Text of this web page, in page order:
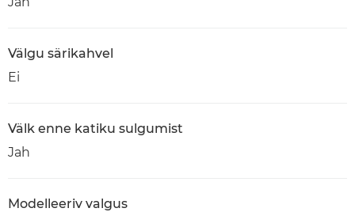
Välgu särikahvel
Ei
Välk enne katiku sulgumist
Jah
Modelleeriv valgus